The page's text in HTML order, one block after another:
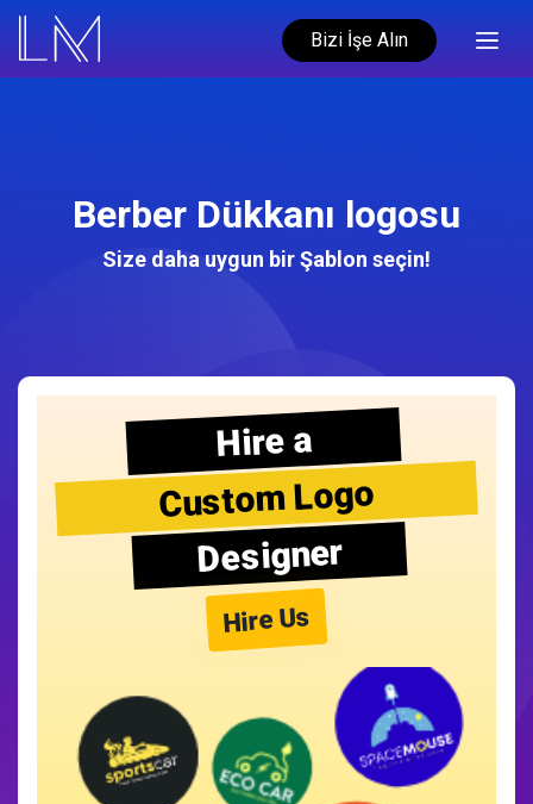
Bizi İşe Alın
Berber Dükkanı logosu
Size daha uygun bir Şablon seçin!
Hire a
Custom Logo
Designer
Hire Us